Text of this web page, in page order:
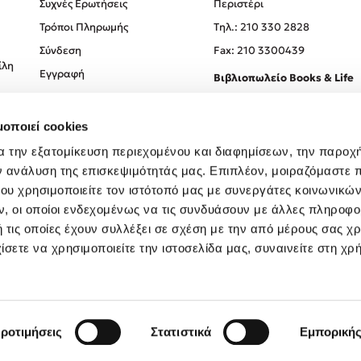
cookies
την εξατομίκευση περιεχομένου και διαφημίσεων, την
της επισκεψιμότητάς μας. Επιπλέον, μοιραζόμαστε
χρησιμοποιείτε τον ιστότοπό μας με συνεργάτες
οι οποίοι ενδεχομένως να τις συνδυάσουν με άλλες
οποίες έχουν συλλέξει σε σχέση με την από μέρους σας
να χρησιμοποιείτε την ιστοσελίδα μας, συναινείτε στη
Στατιστικά
Συχνές Ερωτήσεις
Τρόποι Πληρωμής
Σύνδεση
Εγγραφή
Περιστέρι
Tηλ.: 210 330 2828
Fax: 210 3300439
Βιβλιοπωλείο Books & Life
Created by Powered by